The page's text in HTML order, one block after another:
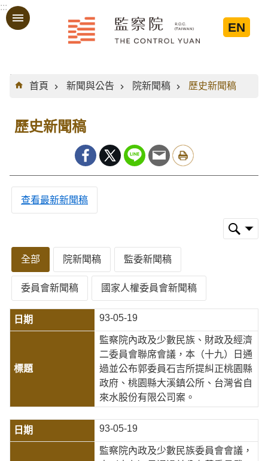
跳到主要內容區塊
:::
EN
:::
首頁
新聞與公告 院新聞稿 歷史新聞稿
歷史新聞稿
查看最新新聞稿
全部 院新聞稿 監委新聞稿
委員會新聞稿 國家人權委員會新聞稿
93-05-19
監察院內政及少數民族、財政及經濟
二委員會聯席會議，本（十九）日通
過並公布郭委員石吉所提糾正桃園縣
政府、桃園縣大溪鎮公所、台灣省自
來水股份有限公司案。
93-05-19
監察院內政及少數民族委員會會議，